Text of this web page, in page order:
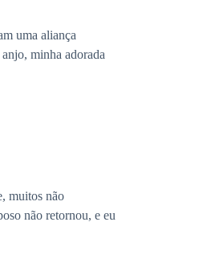
uma aliança
minha adorada
muitos não
não retornou, e eu